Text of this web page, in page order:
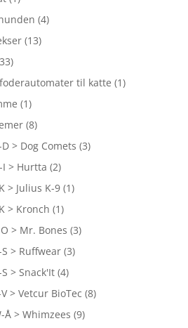
(4)
(13)
til katte (1)
(1)
(8)
> Dog Comets (3)
> Hurtta (2)
> Julius K-9 (1)
> Kronch (1)
> Mr. Bones (3)
> Ruffwear (3)
> Snack'It (4)
> Vetcur BioTec (8)
> Whimzees (9)